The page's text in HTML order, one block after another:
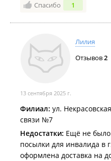
Спасибо 1
Лилия
Отзывов2
13 сентября 2025 г.
Филиал: ул.
связи №7
Недостатки: Ещё не было
посылки для инвалида в
оформлена доставка на